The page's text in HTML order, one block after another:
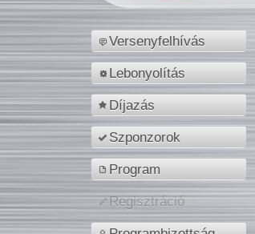
Versenyfelhívás
Lebonyolítás
Díjazás
Szponzorok
Program
Regisztráció